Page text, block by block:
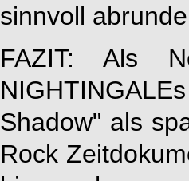
sinnvoll
FAZIT: Als
NIGHTINGALE
Shadow" als
Rock